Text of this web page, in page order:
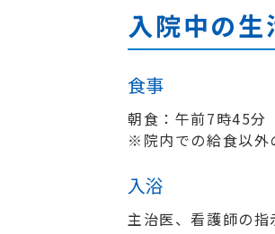
入院中の生
食事
朝食：午前7時45
※院内での給食以外
入浴
主治医、看護師の指